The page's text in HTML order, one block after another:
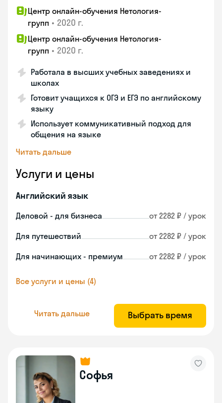
Центр онлайн-обучения Нетология-
групп • 2020 г.
Центр онлайн-обучения Нетология-
групп • 2020 г.
Работала в высших учебных заведениях и
школах
Готовит учащихся к ОГЭ и ЕГЭ по английскому
языку
Использует коммуникативный подход для
общения на языке
Читать дальше
Услуги и цены
Английский язык
Деловой - для бизнеса от 2282 ₽ / урок
Для путешествий от 2282 ₽ / урок
Для начинающих - премиум от 2282 ₽ / урок
Все услуги и цены (4)
Читать дальше Выбрать время
Софья